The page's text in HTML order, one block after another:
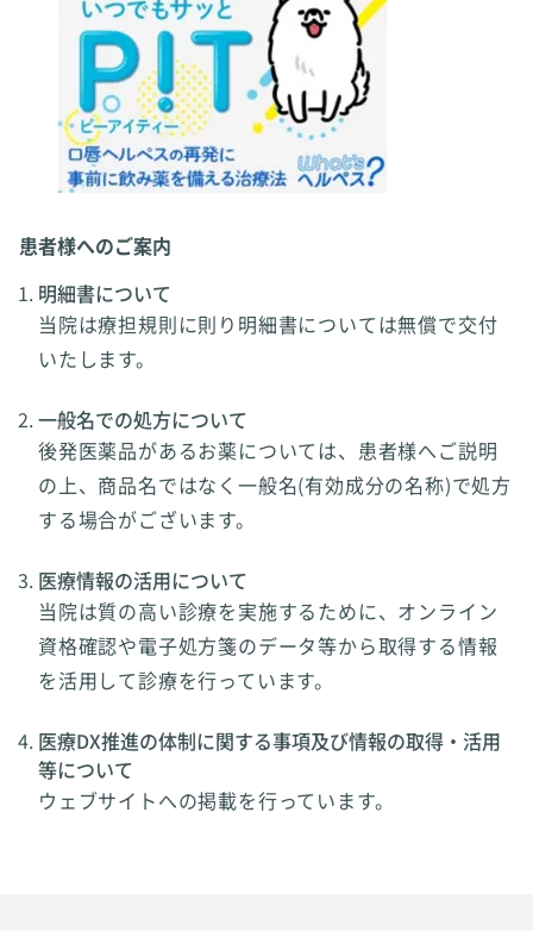
患者様へのご案内
明細書について
当院は療担規則に則り明細書については無償で交付
いたします。
一般名での処方について
後発医薬品があるお薬については、患者様へご説明
の上、商品名ではなく一般名(有効成分の名称)で処方
する場合がございます。
医療情報の活用について
当院は質の高い診療を実施するために、オンライン
資格確認や電子処方箋のデータ等から取得する情報
を活用して診療を行っています。
医療DX推進の体制に関する事項及び情報の取得・活用
等について
ウェブサイトへの掲載を行っています。